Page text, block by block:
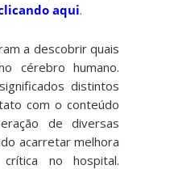
aqui.
a descobrir quais
cérebro humano.
distintos
com o conteúdo
de diversas
acarretar melhora
no hospital.